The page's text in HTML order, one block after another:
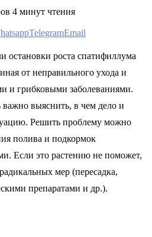
4 минут чтения
TelegramEmail
остановки роста спатифиллума
от неправильного ухода и
и грибковыми заболеваниями.
выяснить, в чем дело и
Решить проблему можно
полива и подкормок
Если это растению не поможет,
мер (пересадка,
препаратами и др.).